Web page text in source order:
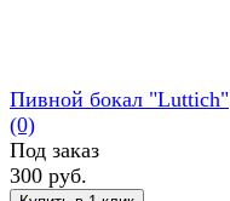
Пивной бокал "Luttich"
(0)
Под заказ
300 руб.